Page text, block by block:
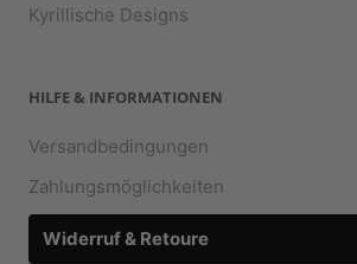
Kyrillische Designs
HILFE & INFORMATIONEN
Versandbedingungen
Zahlungsmöglichkeiten
Widerruf & Retoure